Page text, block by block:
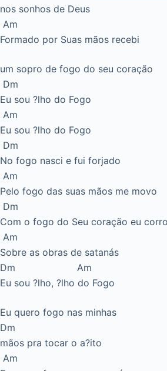
nos sonhos de Deus
Am
Formado por Suas mãos recebi
um sopro de fogo do seu coração
Dm
Eu sou ?lho do Fogo
Am
Eu sou ?lho do Fogo
Dm
No fogo nasci e fui forjado
Am
Pelo fogo das suas mãos me movo
Dm
Com o fogo do Seu coração eu corro
Am
Sobre as obras de satanás
Dm Am
Eu sou ?lho, ?lho do Fogo
Eu quero fogo nas minhas
Dm
mãos pra tocar o a?ito
Am